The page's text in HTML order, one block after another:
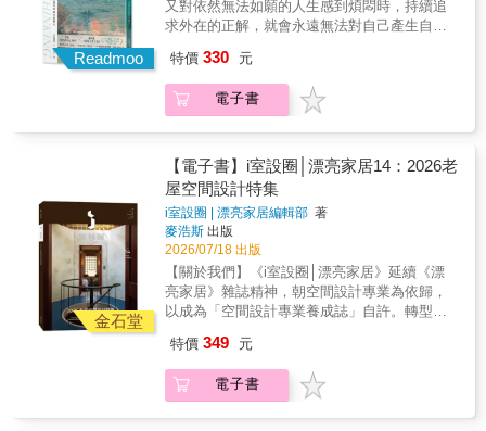
卻僅止於「柏拉圖式戀愛」。【創作爆發】跨
界時尚，晉身女王 除了「圓點」和「乍
現」，草間彌生陸續創作出「鏡屋」、「繁
殖」、「南瓜」等系列，並因跨界與時尚品牌
路易威登聯名，而讓藝術飛入尋常百姓家，成
為經典時尚元素。 不過，讓草間傷心的
體藝術，將她視為「醜聞女王」、「不要臉的
藝術家」，母校松本高等女學校甚至將她逐出
校友會！【自願幽居】藝術之中得自由 面
對困擾的精神疾病，1977年起，草間彌生主動
住進東京的精神療養院，每天往返工作室持續
創作。幽居歲月反而讓她創作力大爆發，在經
歷全球30多場展覽，以及無數雙年展與三年展
之後，她重新被世人看見；也從「日本之
恥」，變成「日本之光」。★★＿＿超多好
評，不可錯過的圖像傳記！ 「讓人目眩神
盛宴。」──《Buzz Magazine》 「這本圖
像傳記本身就是一件設計精巧的藝術品，一部
關於藝術的藝術之書。」──《Forces of
彩渲染又是另一種效果；正面構圖是一種敘
事，側面特寫也有不同張力。這些細微的選
不只是一本教你「畫法」的教科書，也是一位
資深城市畫家的經驗分享。你會看到他如何用
炸豬排的形狀套用在樹的初步繪製、如何用車
輪比例掌握車子的結構、以及用幾條弧線完成
醒，都是作者長久以來在繪畫過程中領悟到的
訣竅。【本書特色速覽 】✓ 約300張豐富教學
例圖✓ 工具挑選與活用技巧✓ 透視、光影與構
圖基礎✓ 自然、建築、室內與人物速寫✓ 45個
城市速寫實用撇步✓ 可立即描畫的速寫練習圖
案
美、材料特性，以及中西方美術史等多元主
題，透過淺顯的文字與豐富圖像，引導讀者建
立更完整的藝術理解與感受能力。書中亦可見
線、面研究抽象形式中的情感特質，也從中國
傳統美學延伸，開創空靈、寂靜、雄渾、朦朧
等形式分類，為創作提供更多層次的鑑賞與思
考觀點。本書有助於初學者建立藝術基礎，亦
有利創作者從中獲得新的視角與啟發。在藝術
與生活之間，黃重元累積五十餘年的創作歷
程、藝術思考與教學經驗，將其寫入《藝術概
論》一書，傳遞對美感、創作與觀看世界的深
刻體會。【專文推薦】黃光男／國立台灣藝術
大學前校長陳欣婷博士／英國Invigor8策展公司
策展顧問、國王十字藝術社展覽公司創辦人釋
悟常法師
Readmoo
又對依然無法如願的人生感到煩悶時，持續追
求外在的正解，就會永遠無法對自己產生自
滿迷惘、後悔與不安。找回感性，找回對自己
人生的安心感！為你人生的每天灑下多變且希
望的光線與色彩……❈ ❈ ❈「每一天每一
❈★★★★★ 入選《富比士日本》「創造者
100」的作者田嶋樹哩的新感性生活法
★★★★★7個「莫內思考」視角 X 4步驟「發
現日常之美」相信自己的「感性」，培育內在
「莫內」→養成幸福習慣、迎向自信人生❈
❈ ❈ 每天的景色，原來如此美麗──向莫內的
眼光學習，將「平凡的日常」轉變為「幸福的
傑作」。 《莫內思考》以印象派代表畫家莫內
的一生與作品中蘊含的哲學為線索，陪伴生活
在現代的我們重新找回「感性的力量」，尋找
療癒？ 莫內鍾愛的「光與影」、「曖昧性」、
「變化」的視角是什麼？ 七個莫內思考發現美
與幸福的方法 附上就從今日開始實踐的「莫內
特價 330 元
電子書
金石堂
【電子書】i室設圈│漂亮家居14：2026老
屋空間設計特集
i室設圈 | 漂亮家居編輯部 著
麥浩斯 出版
2026/07/18 出版
【關於我們】《i室設圈│漂亮家居》延續《漂
亮家居》雜誌精神，朝空間設計專業為依歸，
以成為「空間設計專業養成誌」自許。轉型後
分析時事梳理國際產業新趨勢聯結在地，提供
企業品牌與設計人嶄新觀點；「智庫Think
Tank」──遴選國內外空間設計案，解析設計創
特價 349 元
電子書